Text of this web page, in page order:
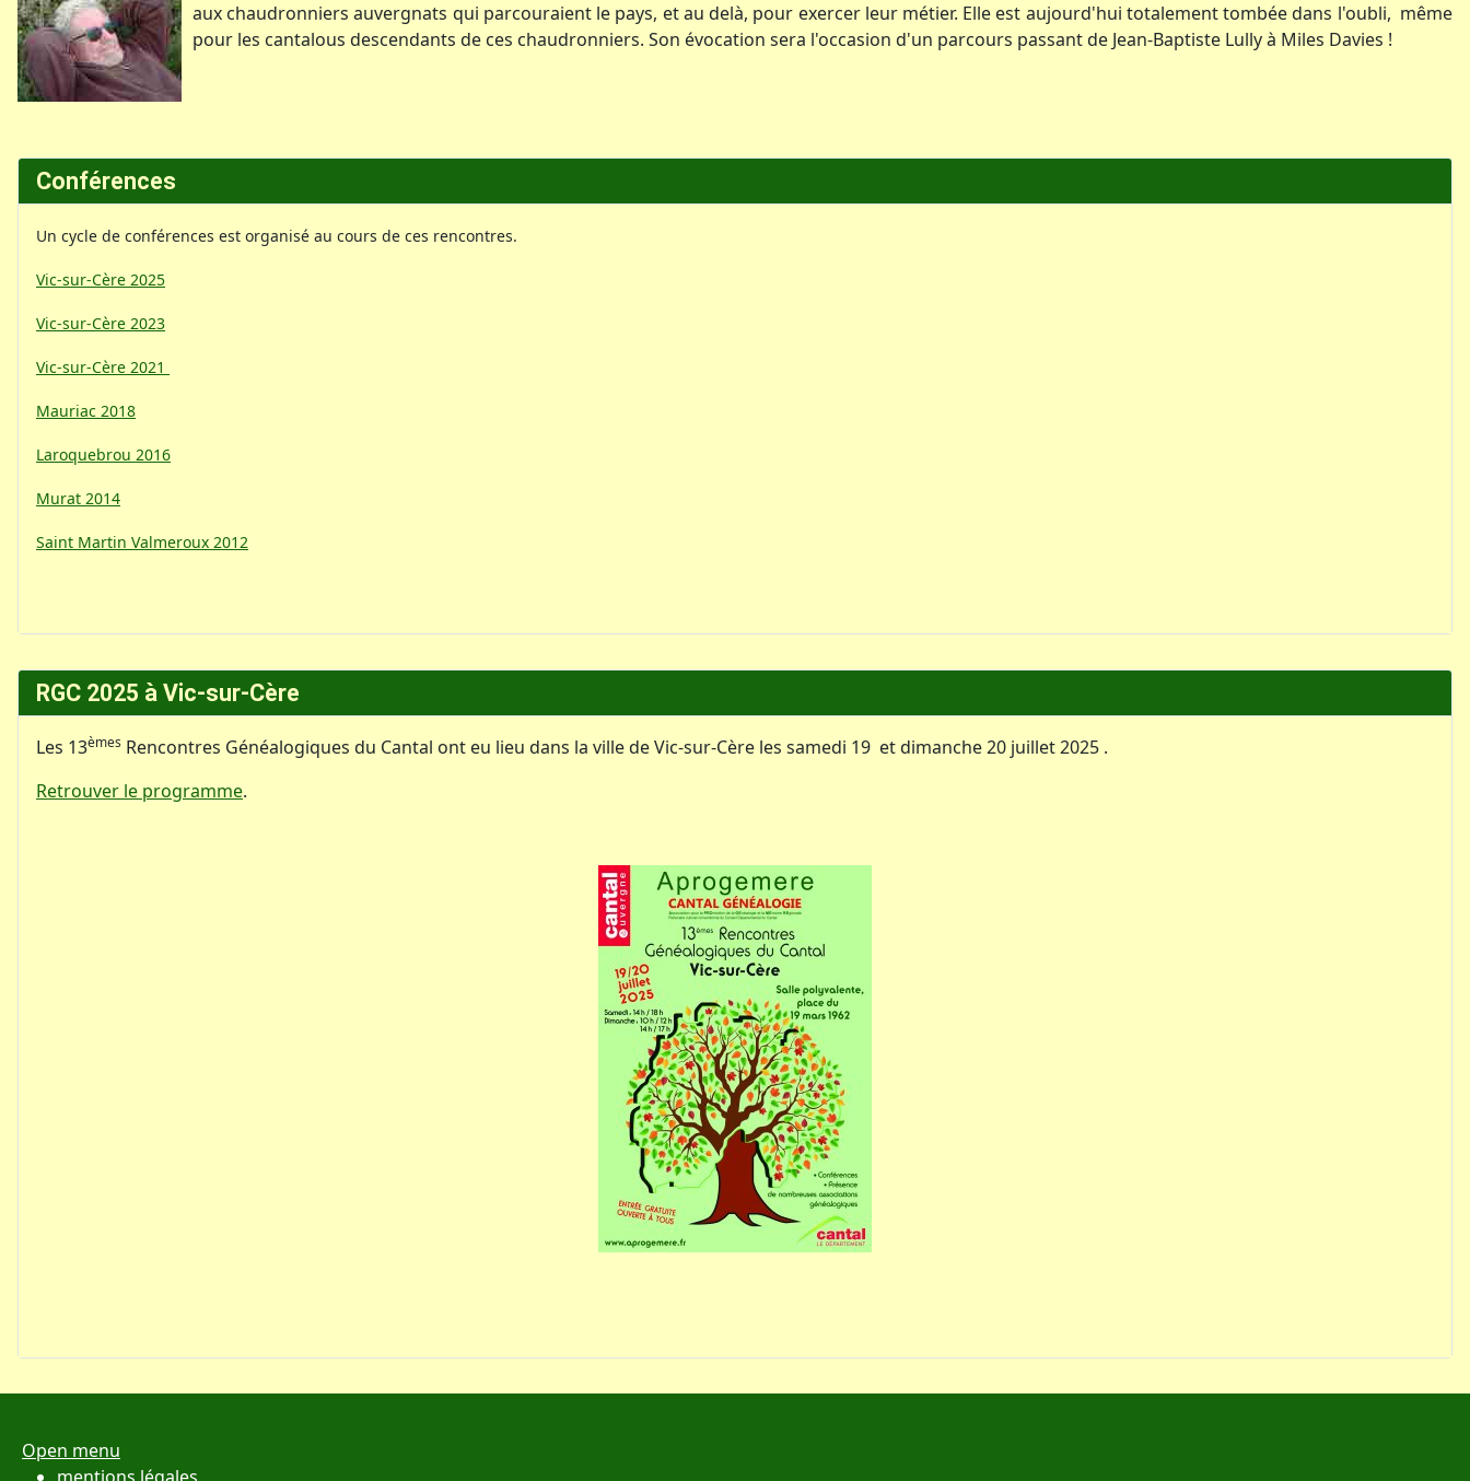
RGC 2025 à Vic-sur-Cère
Les 13èmes Rencontres Généalogiques du Cantal ont eu lieu dans la ville de Vic-sur-Cère les samedi 19 et dimanche 20 juillet 2025 .
Retrouver le programme.
aux chaudronniers auvergnats qui parcouraient le pays, et au delà, pour exercer leur métier. Elle est aujourd'hui totalement tombée dans l'oubli, même
pour les cantalous descendants de ces chaudronniers. Son évocation sera l'occasion d'un parcours passant de Jean-Baptiste Lully à Miles Davies !
Conférences
Un cycle de conférences est organisé au cours de ces rencontres.
Vic-sur-Cère 2025
Vic-sur-Cère 2023
Vic-sur-Cère 2021
Mauriac 2018
Laroquebrou 2016
Murat 2014
Saint Martin Valmeroux 2012
Open menu